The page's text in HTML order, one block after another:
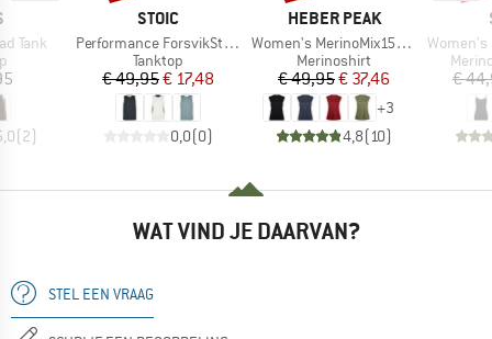
Tank
(2)
MERK
STOIC
Artikel
Performance ForsvikSt. Tank
Productgroep
Tanktop
Prijs
€ 49,95Verlaagde prijs
€ 17,48
0,0(0)
MERK
HEBER PEAK
Artikel
Women's MerinoMix150 PineconeHe. Loose Tank
Productgroep
Merinoshirt
Prijs
€ 49,95Verlaagde prijs
€ 37,46
+3
4,8(10)
Artikel
Women's
€
WAT VIND JE DAARVAN?
STEL EEN VRAAG